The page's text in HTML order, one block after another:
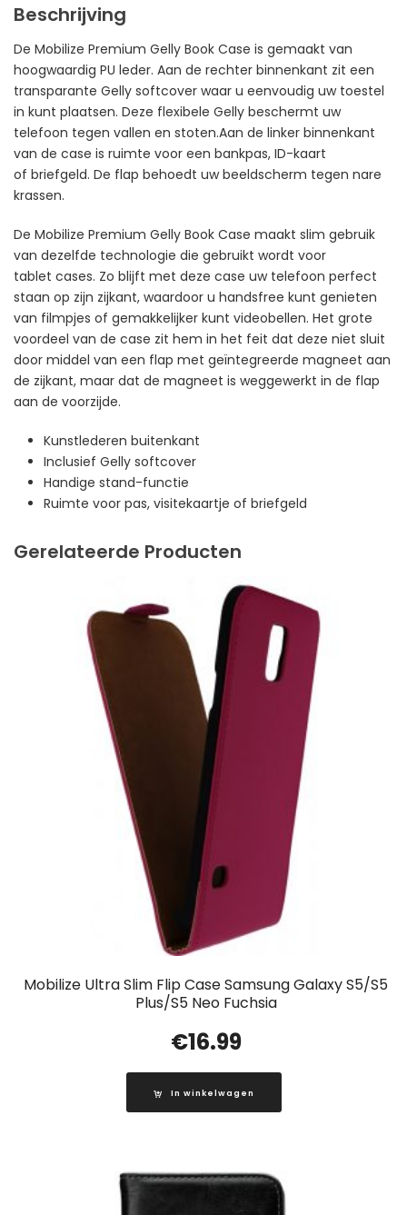
Beschrijving
De Mobilize Premium Gelly Book Case is gemaakt van
hoogwaardig PU leder. Aan de rechter binnenkant zit een
transparante Gelly softcover waar u eenvoudig uw toestel
in kunt plaatsen. Deze flexibele Gelly beschermt uw
telefoon tegen vallen en stoten.Aan de linker binnenkant
van de case is ruimte voor een bankpas, ID-kaart
of briefgeld. De flap behoedt uw beeldscherm tegen nare
krassen.
De Mobilize Premium Gelly Book Case maakt slim gebruik
van dezelfde technologie die gebruikt wordt voor
tablet cases. Zo blijft met deze case uw telefoon perfect
staan op zijn zijkant, waardoor u handsfree kunt genieten
van filmpjes of gemakkelijker kunt videobellen. Het grote
voordeel van de case zit hem in het feit dat deze niet sluit
door middel van een flap met geïntegreerde magneet aan
de zijkant, maar dat de magneet is weggewerkt in de flap
aan de voorzijde.
Kunstlederen buitenkant
Inclusief Gelly softcover
Handige stand-functie
Ruimte voor pas, visitekaartje of briefgeld
Gerelateerde Producten
Mobilize Ultra Slim Flip Case Samsung Galaxy S5/S5
Plus/S5 Neo Fuchsia
€16.99
In winkelwagen